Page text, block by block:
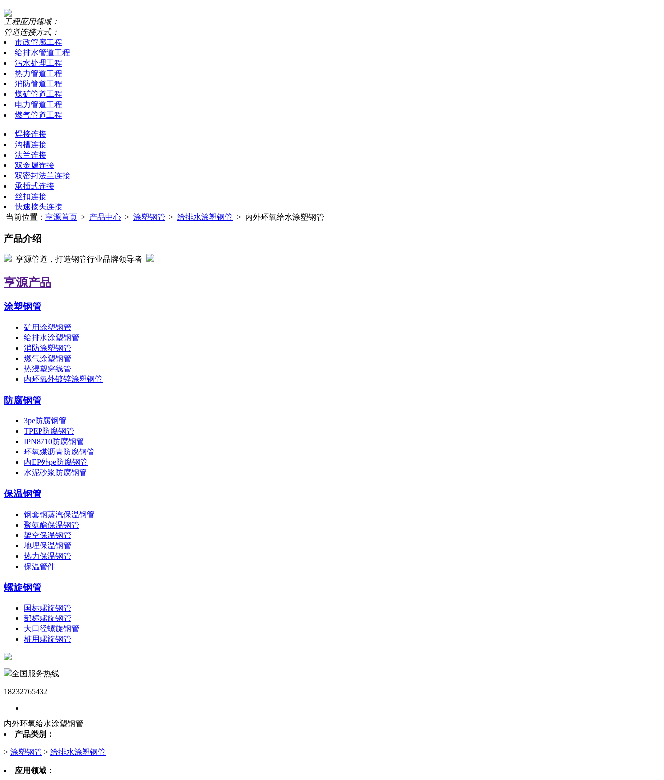
工程应用领域：
管道连接方式：
市政管廊工程
给排水管道工程
污水处理工程
热力管道工程
消防管道工程
煤矿管道工程
电力管道工程
燃气管道工程
焊接连接
沟槽连接
法兰连接
双金属连接
双密封法兰连接
承插式连接
丝扣连接
快速接头连接
当前位置： 亨源首页 > 产品中心 > 涂塑钢管 > 给排水涂塑钢管 > 内外环氧给水涂塑钢管
产品介绍
亨源管道，打造钢管行业品牌领导者
亨源产品
涂塑钢管
矿用涂塑钢管
给排水涂塑钢管
消防涂塑钢管
燃气涂塑钢管
热浸塑穿线管
内环氧外镀锌涂塑钢管
防腐钢管
3pe防腐钢管
TPEP防腐钢管
IPN8710防腐钢管
环氧煤沥青防腐钢管
内EP外pe防腐钢管
水泥砂浆防腐钢管
保温钢管
钢套钢蒸汽保温钢管
聚氨酯保温钢管
架空保温钢管
地埋保温钢管
热力保温钢管
保温管件
螺旋钢管
国标螺旋钢管
部标螺旋钢管
大口径螺旋钢管
桩用螺旋钢管
全国服务热线
18232765432
内外环氧给水涂塑钢管
产品类别：
> 涂塑钢管 > 给排水涂塑钢管
应用领域：